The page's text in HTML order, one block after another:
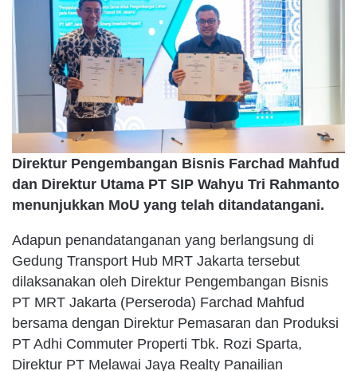
Direktur Pengembangan Bisnis Farchad Mahfud
dan Direktur Utama PT SIP Wahyu Tri Rahmanto
menunjukkan MoU yang telah ditandatangani.
Adapun penandatanganan yang berlangsung di
Gedung Transport Hub MRT Jakarta tersebut
dilaksanakan oleh Direktur Pengembangan Bisnis
PT MRT Jakarta (Perseroda) Farchad Mahfud
bersama dengan Direktur Pemasaran dan Produksi
PT Adhi Commuter Properti Tbk. Rozi Sparta,
Direktur PT Melawai Jaya Realty Panailian